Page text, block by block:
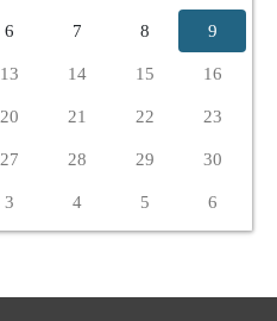
6 7 8 9
13 14 15 16
20 21 22 23
27 28 29 30
3 4 5 6